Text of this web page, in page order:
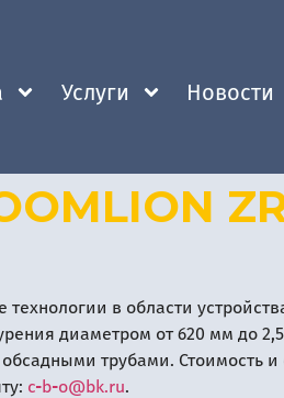
Услуги Новости
технологии в области
диаметром от 620 мм до
трубами. Стоимость
c-b-o@bk.ru.